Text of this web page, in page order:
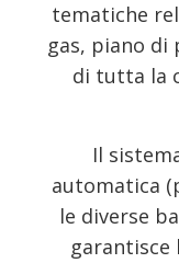
tematiche
gas, piano di
di tutta la
Il
automatica
le diverse
garantisce